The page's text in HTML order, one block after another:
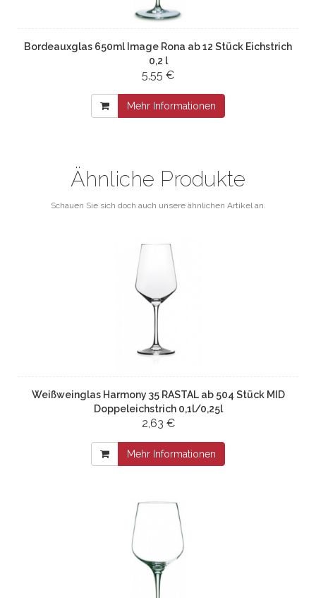
Bordeauxglas 650ml Image Rona ab 12 Stück Eichstrich
0,2 l
5,55 €
Mehr Informationen
Ähnliche Produkte
Schauen Sie sich doch auch unsere ähnlichen Artikel an.
Weißweinglas Harmony 35 RASTAL ab 504 Stück MID
Doppeleichstrich 0,1l/0,25l
2,63 €
Mehr Informationen